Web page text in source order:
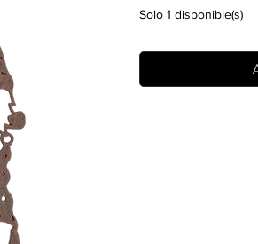
Solo 1 disponible(s)